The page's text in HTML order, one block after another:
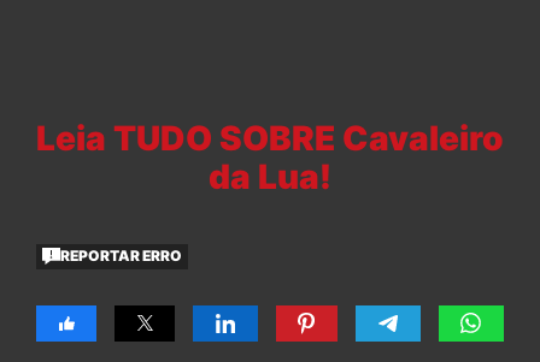
Leia TUDO SOBRE Cavaleiro
da Lua!
REPORTAR ERRO